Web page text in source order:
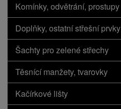
Komínky, odvětrání, prostupy
Doplňky, ostatní střešní prvky
Šachty pro zelené střechy
Těsnící manžety, tvarovky
Kačírkové lišty